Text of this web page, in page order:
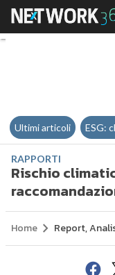
Ultimi articoli ESG:
RAPPORTI
Rischio
Home Report,